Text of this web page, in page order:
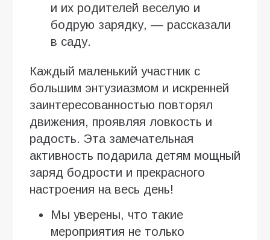
и их родителей веселую и
бодрую зарядку, — рассказали
в саду.
Каждый маленький участник с
большим энтузиазмом и искренней
заинтересованностью повторял
движения, проявляя ловкость и
радость. Эта замечательная
активность подарила детям мощный
заряд бодрости и прекрасного
настроения на весь день!
Мы уверены, что такие
мероприятия не только